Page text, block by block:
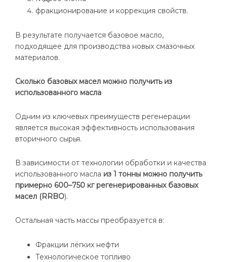
фракционирование и коррекция свойств.
В результате получается базовое масло,
подходящее для производства новых смазочных
материалов.
Сколько базовых масел можно получить из
использованного масла
Одним из ключевых преимуществ регенерации
является высокая эффективность использования
вторичного сырья.
В зависимости от технологии обработки и качества
использованного масла из 1 тонны можно получить
примерно 600–750 кг регенерированных базовых
масел (RRBO).
Остальная часть массы преобразуется в:
Фракции лёгких нефти
Технологическое топливо